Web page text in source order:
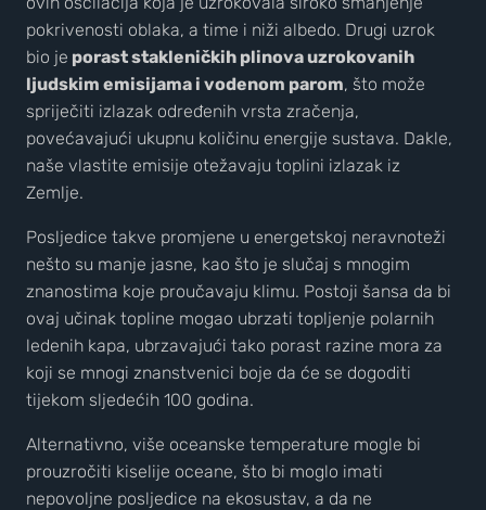
pokrivenosti oblaka, a time i niži albedo. Drugi uzrok
bio je porast stakleničkih plinova uzrokovanih
ljudskim emisijama i vodenom parom, što može
spriječiti izlazak određenih vrsta zračenja,
povećavajući ukupnu količinu energije sustava. Dakle,
naše vlastite emisije otežavaju toplini izlazak iz
Zemlje.
Posljedice takve promjene u energetskoj neravnoteži
nešto su manje jasne, kao što je slučaj s mnogim
znanostima koje proučavaju klimu. Postoji šansa da bi
ovaj učinak topline mogao ubrzati topljenje polarnih
ledenih kapa, ubrzavajući tako porast razine mora za
koji se mnogi znanstvenici boje da će se dogoditi
tijekom sljedećih 100 godina.
Alternativno, više oceanske temperature mogle bi
prouzročiti kiselije oceane, što bi moglo imati
nepovoljne posljedice na ekosustav, a da ne